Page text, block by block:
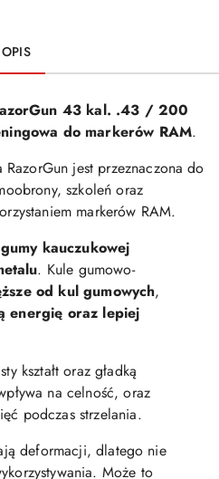
OPIS
43 kal. .43 / 200
do markerów RAM.
jest przeznaczona do
szkoleń oraz
markerów RAM.
kauczukowej
. Kule gumowo-
od kul gumowych,
energię oraz lepiej
kształt oraz gładką
na celność, oraz
podczas strzelania.
deformacji, dlatego nie
Może to